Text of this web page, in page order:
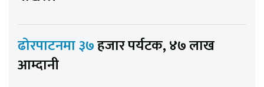
ढोरपाटनमा ३७हजार पर्यटक, ४७ लाख
आम्दानी